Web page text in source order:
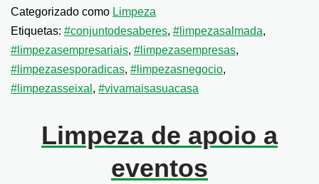
Categorizado como Limpeza
Etiquetas: #conjuntodesaberes, #limpezasalmada,
#limpezasempresariais, #limpezasempresas,
#limpezasesporadicas, #limpezasnegocio,
#limpezasseixal , #vivamaisasuacasa
Limpeza de apoio a
eventos